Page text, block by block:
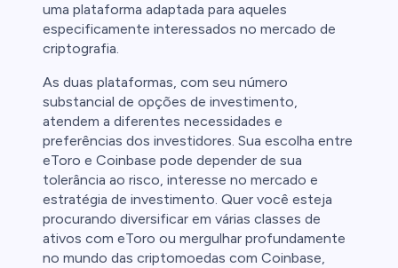
uma plataforma adaptada para aqueles
especificamente interessados no mercado de
criptografia.
As duas plataformas, com seu número
substancial de opções de investimento,
atendem a diferentes necessidades e
preferências dos investidores. Sua escolha entre
eToro e Coinbase pode depender de sua
tolerância ao risco, interesse no mercado e
estratégia de investimento. Quer você esteja
procurando diversificar em várias classes de
ativos com eToro ou mergulhar profundamente
no mundo das criptomoedas com Coinbase,